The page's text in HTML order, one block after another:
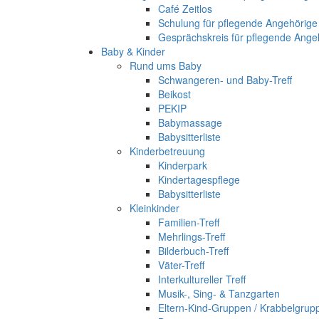
Café Zeitlos
Schulung für pflegende Angehörige
Gesprächskreis für pflegende
Baby & Kinder
Rund ums Baby
Schwangeren- und Baby-Treff
Beikost
PEKIP
Babymassage
Babysitterliste
Kinderbetreuung
Kinderpark
Kindertagespflege
Babysitterliste
Kleinkinder
Familien-Treff
Mehrlings-Treff
Bilderbuch-Treff
Väter-Treff
Interkultureller Treff
Musik-, Sing- & Tanzgarten
Eltern-Kind-Gruppen /